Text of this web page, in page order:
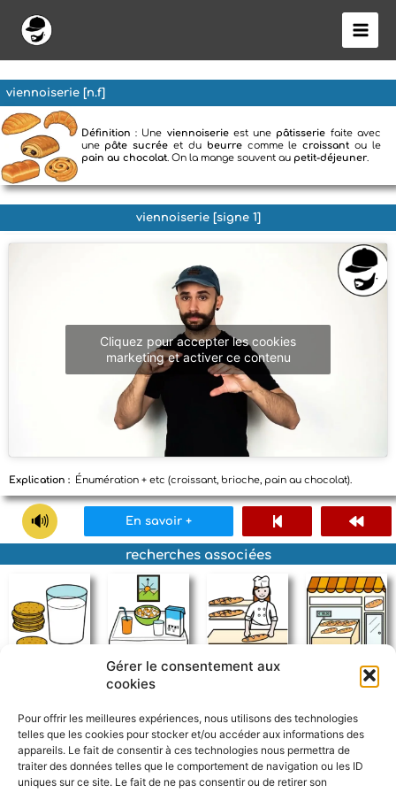
Gérer le consentement aux
cookies
Pour offrir les meilleures expériences, nous utilisons des technologies
telles que les cookies pour stocker et/ou accéder aux informations des
appareils. Le fait de consentir à ces technologies nous permettra de
traiter des données telles que le comportement de navigation ou les ID
uniques sur ce site. Le fait de ne pas consentir ou de retirer son
contenu
viennoiserie [n.f]
Définition : Une viennoiserieest une pâtisserie faite avec
une pâte sucrée et du beurre comme lecroissantou le
pain au chocolat. On la mange souvent au petit-déjeuner.
viennoiserie [signe 1]
Cliquez pour accepter les cookies
marketing et activer ce contenu
Explication : Énumération + etc (croissant, brioche, pain au chocolat).
En savoir +
recherches associées
petit déjeuner boulanger boulangerie